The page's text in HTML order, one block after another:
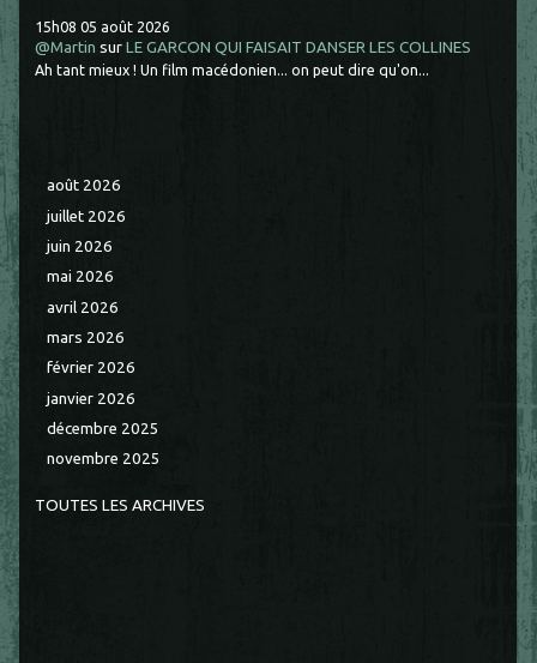
15h08 05 août 2026
@Martin surLE GARCON QUI FAISAIT DANSER LES COLLINES
Ah tant mieux ! Un film macédonien... on peut dire qu'on...
août 2026
juillet 2026
juin 2026
mai 2026
avril 2026
mars 2026
février 2026
janvier 2026
décembre 2025
novembre 2025
TOUTES LES ARCHIVES